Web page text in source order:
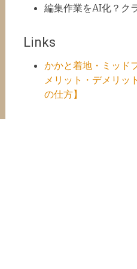
編集作業をAI化？ク
Links
かかと着地・ミッド
メリット・デメリッ
の仕方】